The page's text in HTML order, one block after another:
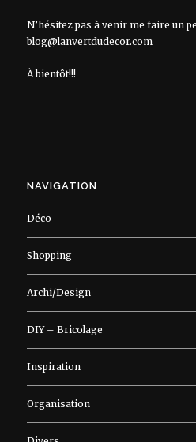
N’hésitez pas à venir me faire un
blog@lanvertdudecor.com
À bientôt!!!
NAVIGATION
Déco
Shopping
Archi/Design
DIY – Bricolage
Inspiration
Organisation